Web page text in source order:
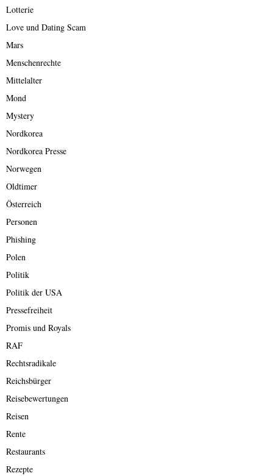
Lotterie
Love und Dating Scam
Mars
Menschenrechte
Mittelalter
Mond
Mystery
Nordkorea
Nordkorea Presse
Norwegen
Oldtimer
Österreich
Personen
Phishing
Polen
Politik
Politik der USA
Pressefreiheit
Promis und Royals
RAF
Rechtsradikale
Reichsbürger
Reisebewertungen
Reisen
Rente
Restaurants
Rezepte